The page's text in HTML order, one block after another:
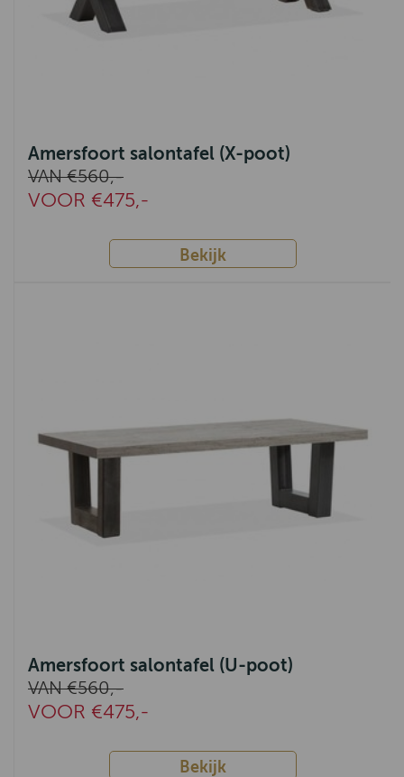
Amersfoort salontafel (X-poot)
VAN €560,-
VOOR €475,-
Bekijk
Amersfoort salontafel (U-poot)
VAN €560,-
VOOR €475,-
Bekijk